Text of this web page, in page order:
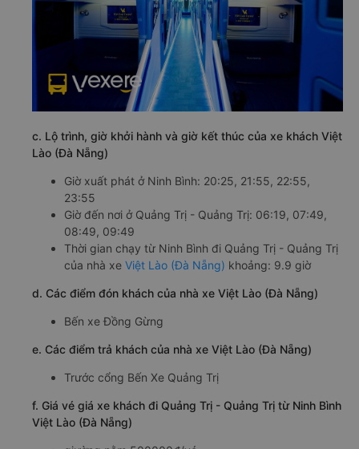
c. Lộ trình, giờ khởi hành và giờ kết thúc của xe khách Việt
Lào (Đà Nẵng)
Giờ xuất phát ở Ninh Bình: 20:25, 21:55, 22:55,
23:55
Giờ đến nơi ở Quảng Trị - Quảng Trị: 06:19, 07:49,
08:49, 09:49
Thời gian chạy từ Ninh Bình đi Quảng Trị - Quảng Trị
của nhà xe Việt Lào (Đà Nẵng) khoảng: 9.9 giờ
d. Các điểm đón khách của nhà xe Việt Lào (Đà Nẵng)
Bến xe Đồng Gừng
e. Các điểm trả khách của nhà xe Việt Lào (Đà Nẵng)
Trước cổng Bến Xe Quảng Trị
f. Giá vé giá xe khách đi Quảng Trị - Quảng Trị từ Ninh Bình
Việt Lào (Đà Nẵng)